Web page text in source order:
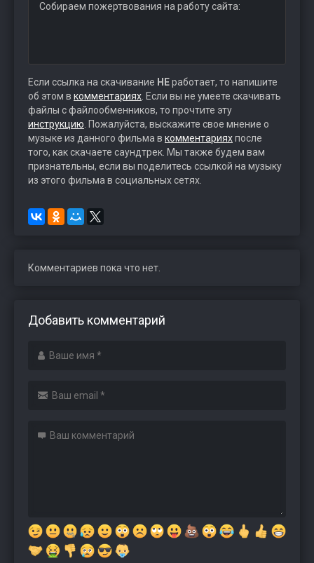
Собираем пожертвования на работу сайта:
Если ссылка на скачивание НЕработает, то напишите
об этом в комментариях . Если вы не умеете скачивать
файлы с файлообменников, то прочтите эту
инструкцию . Пожалуйста, выскажите свое мнение о
музыке из данного фильма в комментарияхпосле
того, как скачаете саундтрек. Мы также будем вам
признательны, если вы поделитесь ссылкой на музыку
из этого фильма в социальных сетях.
Комментариев пока что нет.
Добавить комментарий